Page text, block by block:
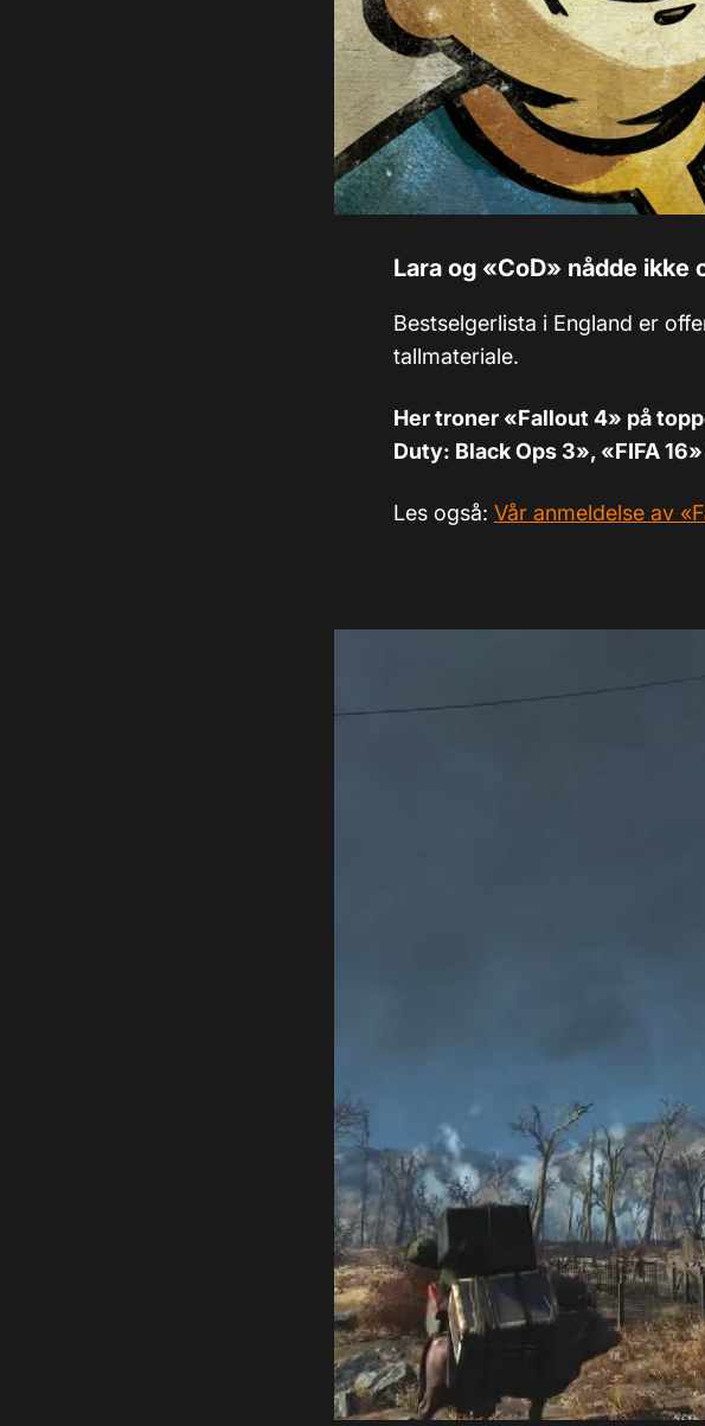
Lara og «CoD» nådde ikke
Bestselgerlista i England er
tallmateriale.
Her troner «Fallout 4» på
Duty: Black Ops 3», «FIFA
Les også: Vår anmeldelse av